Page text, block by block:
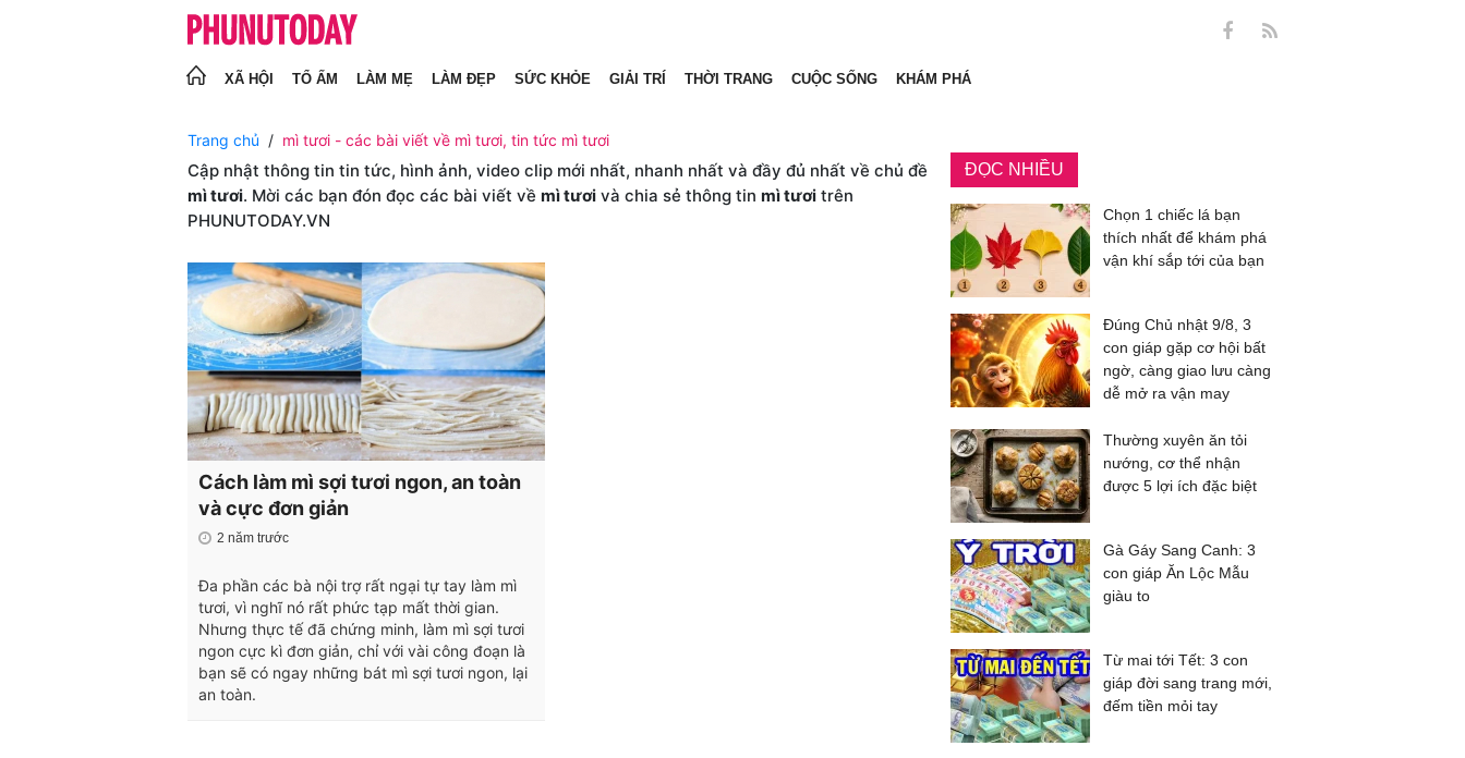
XÃ HỘI TỔ ẤM LÀM MẸ LÀM ĐẸP SỨC KHỎE GIẢI TRÍ THỜI TRANG CUỘC SỐNG KHÁM PHÁ
Trang chủ mì tươi - các bài viết về mì tươi, tin tức mì tươi
Cập nhật thông tin tin tức, hình ảnh, video clip mới nhất, nhanh nhất và đầy đủ nhất về chủ đề
mì tươi. Mời các bạn đón đọc các bài viết về mì tươi và chia sẻ thông tin mì tươi trên
PHUNUTODAY.VN
Cách làm mì sợi tươi ngon, an toàn
và cực đơn giản
2 năm trước
Đa phần các bà nội trợ rất ngại tự tay làm mì
tươi, vì nghĩ nó rất phức tạp mất thời gian.
Nhưng thực tế đã chứng minh, làm mì sợi tươi
ngon cực kì đơn giản, chỉ với vài công đoạn là
bạn sẽ có ngay những bát mì sợi tươi ngon, lại
an toàn.
ĐỌC NHIỀU
Chọn 1 chiếc lá bạn
thích nhất để khám phá
vận khí sắp tới của bạn
Đúng Chủ nhật 9/8, 3
con giáp gặp cơ hội bất
ngờ, càng giao lưu càng
dễ mở ra vận may
Thường xuyên ăn tỏi
nướng, cơ thể nhận
được 5 lợi ích đặc biệt
Gà Gáy Sang Canh: 3
con giáp Ăn Lộc Mẫu
giàu to
Từ mai tới Tết: 3 con
giáp đời sang trang mới,
đếm tiền mỏi tay